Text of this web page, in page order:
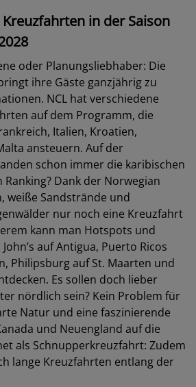
in der Saison
oder Planungsliebhaber: Die
ihre Gäste ganzjährig zu
NCL hat verschiedene
auf dem Programm, die
Italien, Kroatien,
ansteuern. Auf der
schon immer die karibischen
Dank der Norwegian
weiße Sandstrände und
nur noch eine Kreuzfahrt
kann man Hotspots und
auf Antigua, Puerto Ricos
Philipsburg auf St. Maarten und
Es sollen doch lieber
nördlich sein? Kein Problem für
Natur und eine faszinierende
und Neuengland auf die
als Schnupperkreuzfahrt: Zudem
lange Kreuzfahrten entlang der